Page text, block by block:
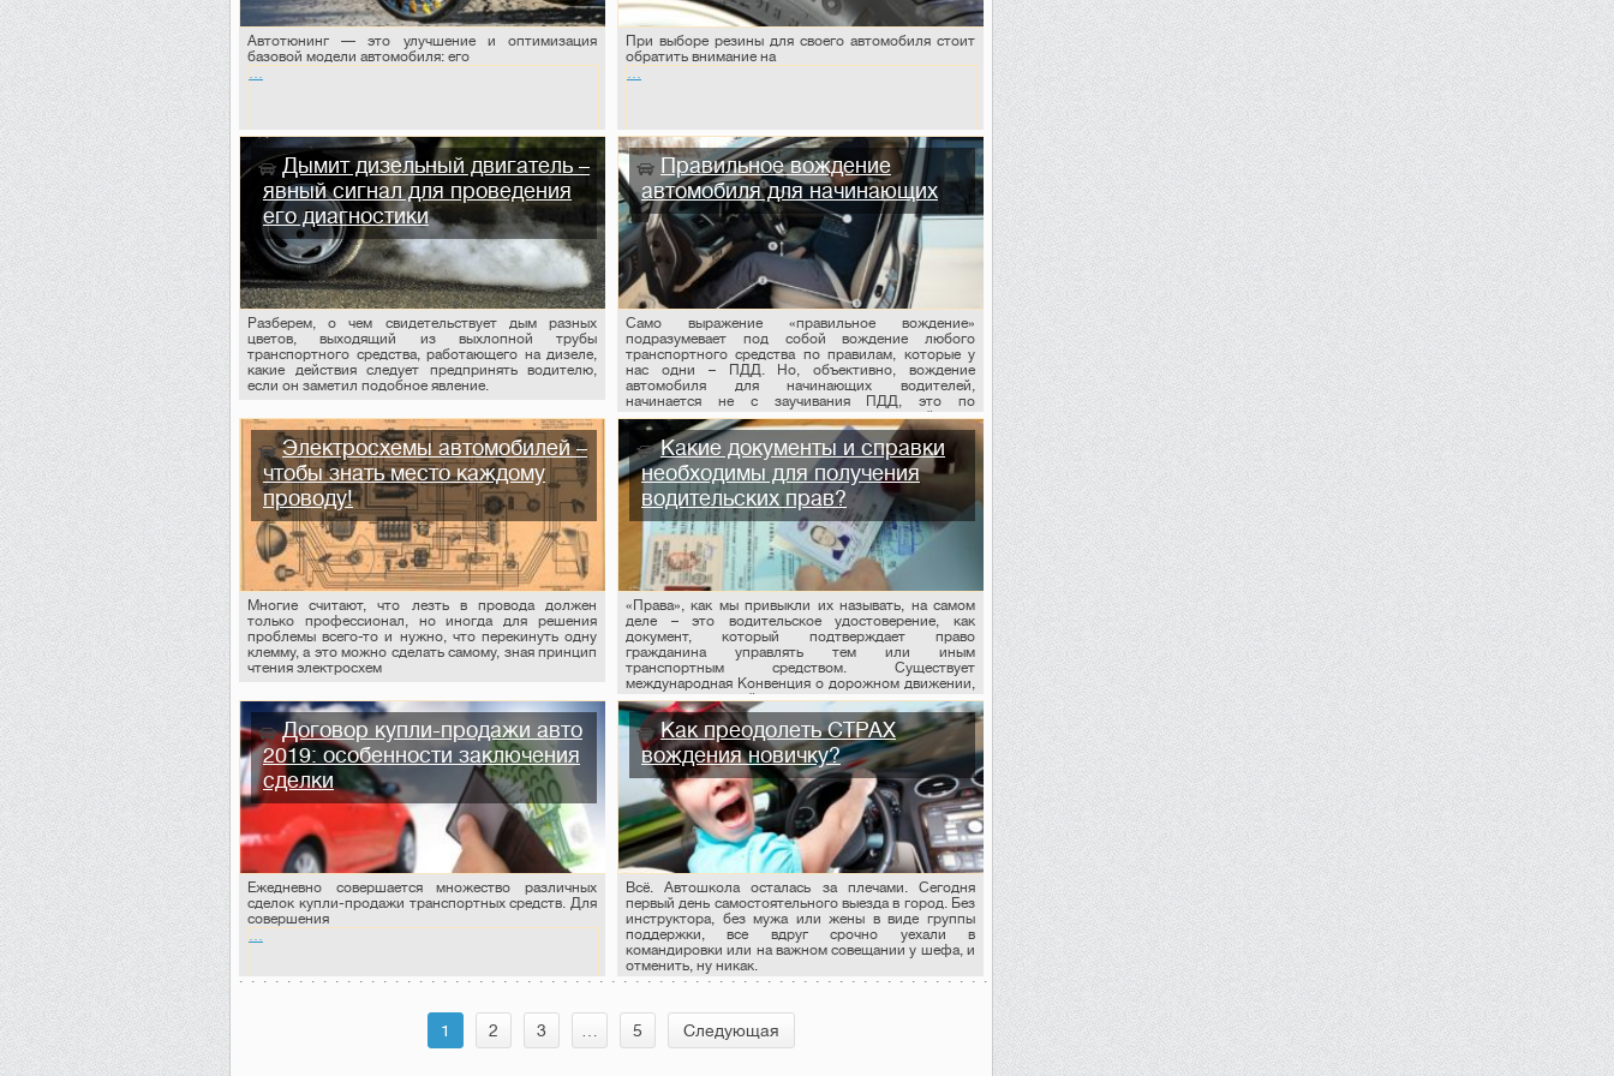
Автотюнинг — это улучшение и оптимизация
базовой модели автомобиля: его
…
При выборе резины для своего автомобиля стоит
обратить внимание на
…
Дымит дизельный двигатель –
явный сигнал для проведения
его диагностики
Разберем, о чем свидетельствует дым разных
цветов, выходящий из выхлопной трубы
транспортного средства, работающего на дизеле,
какие действия следует предпринять водителю,
если он заметил подобное явление.
Правильное вождение
автомобиля для начинающих
Само выражение «правильное вождение»
подразумевает под собой вождение любого
транспортного средства по правилам, которые у
нас одни – ПДД. Но, объективно, вождение
автомобиля для начинающих водителей,
начинается не с заучивания ПДД, это по
умолчанию, а с курсов вождения, а в дальнейшем с
самостоятельного вождения автомобиля.
Электросхемы автомобилей –
чтобы знать место каждому
проводу!
Многие считают, что лезть в провода должен
только профессионал, но иногда для решения
проблемы всего-то и нужно, что перекинуть одну
клемму, а это можно сделать самому, зная принцип
чтения электросхем
Какие документы и справки
необходимы для получения
водительских прав?
«Права», как мы привыкли их называть, на самом
деле – это водительское удостоверение, как
документ, который подтверждает право
гражданина управлять тем или иным
транспортным средством. Существует
международная Конвенция о дорожном движении,
согласно которой национальное водительское
удостоверение, выданное в странах, подписавших
эту конвенцию, признаётся в странах-участницах.
Договор купли-продажи авто
2019: особенности заключения
сделки
Ежедневно совершается множество различных
сделок купли-продажи транспортных средств. Для
совершения
…
Как преодолеть СТРАХ
вождения новичку?
Всё. Автошкола осталась за плечами. Сегодня
первый день самостоятельного выезда в город. Без
инструктора, без мужа или жены в виде группы
поддержки, все вдруг срочно уехали в
командировки или на важном совещании у шефа, и
отменить, ну никак.
1 2 3 5 Следующая